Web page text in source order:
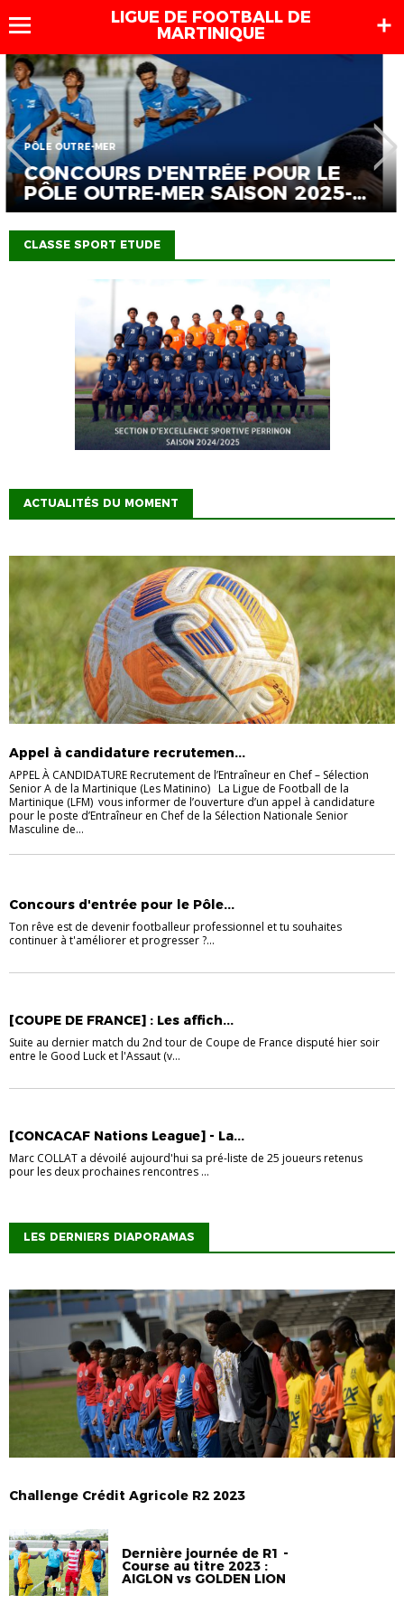
LIGUE DE FOOTBALL DE
MARTINIQUE
COUPE DE FRANCE ZONE MARTINIQUE
[COUPE DE FRANCE] : LES AFFICHES
DU 3ÈME TOUR DÉVOILÉES !
CLASSE SPORT ETUDE
ACTUALITÉS DU MOMENT
Appel à candidature recrutemen...
APPEL À CANDIDATURE Recrutement de l’Entraîneur en Chef – Sélection
Senior A de la Martinique (Les Matinino) La Ligue de Football de la
Martinique (LFM) vous informer de l’ouverture d’un appel à candidature
pour le poste d’Entraîneur en Chef de la Sélection Nationale Senior
Masculine de...
Concours d'entrée pour le Pôle...
Ton rêve est de devenir footballeur professionnel et tu souhaites
continuer à t'améliorer et progresser ?...
[COUPE DE FRANCE] : Les affich...
Suite au dernier match du 2nd tour de Coupe de France disputé hier soir
entre le Good Luck et l'Assaut (v...
[CONCACAF Nations League] - La...
Marc COLLAT a dévoilé aujourd'hui sa pré-liste de 25 joueurs retenus
pour les deux prochaines rencontres ...
LES DERNIERS DIAPORAMAS
Challenge Crédit Agricole R2 2023
Dernière journée de R1 -
Course au titre 2023 :
AIGLON vs GOLDEN LION